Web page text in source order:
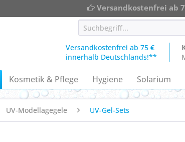
Versandkostenfrei ab
Versandkostenfrei ab 75 €
innerhalb Deutschlands!**
Kosmetik & Pflege Hygiene Solarium
UV-Modellagegele UV-Gel-Sets